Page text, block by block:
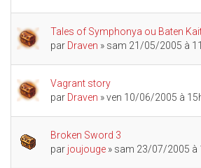
Tales of Symphonya ou Baten
par Draven » sam 21/05/2005 à
Vagrant story
par Draven » ven 10/06/2005 à
Broken Sword 3
par joujouge » sam 23/07/2005 à